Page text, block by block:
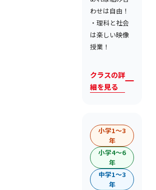
わせは自由！
・理科と社会
は楽しい映像
授業！
クラスの詳
細を見る
小学1〜3
年
小学4〜6
年
中学1〜3
年